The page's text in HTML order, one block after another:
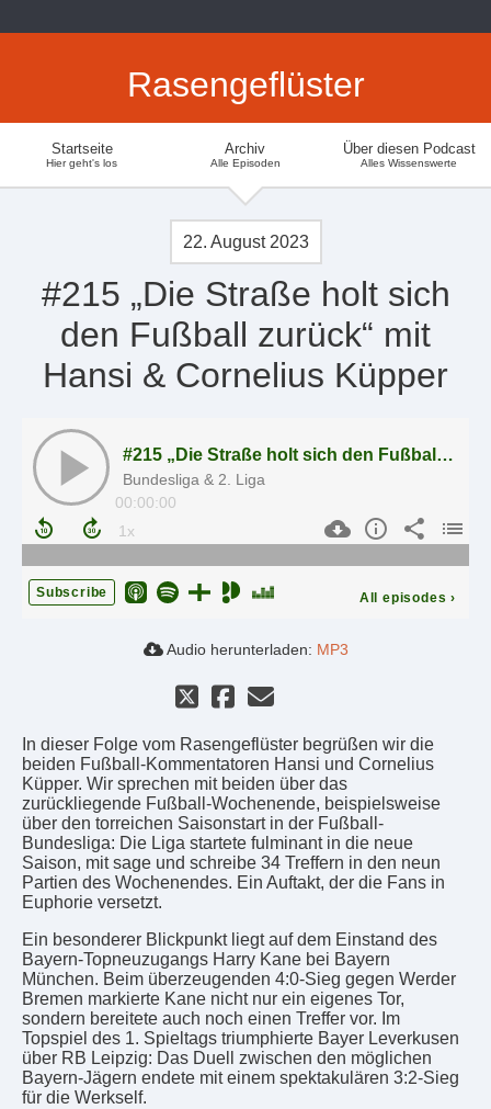
Rasengeflüster
Startseite
Hier geht's los
Archiv
Alle Episoden
Über diesen Podcast
Alles Wissenswerte
22. August 2023
#215 „Die Straße holt sich
den Fußball zurück“ mit
Hansi & Cornelius Küpper
#215 „Die Straße holt sich den Fußball zurück“ mit Hansi & Cornelius Küpper
Bundesliga & 2. Liga
00:00:00
Subscribe All episodes ›
Audio herunterladen: MP3
In dieser Folge vom Rasengeflüster begrüßen wir die
beiden Fußball-Kommentatoren Hansi und Cornelius
Küpper. Wir sprechen mit beiden über das
zurückliegende Fußball-Wochenende, beispielsweise
über den torreichen Saisonstart in der Fußball-
Bundesliga: Die Liga startete fulminant in die neue
Saison, mit sage und schreibe 34 Treffern in den neun
Partien des Wochenendes. Ein Auftakt, der die Fans in
Euphorie versetzt.
Ein besonderer Blickpunkt liegt auf dem Einstand des
Bayern-Topneuzugangs Harry Kane bei Bayern
München. Beim überzeugenden 4:0-Sieg gegen Werder
Bremen markierte Kane nicht nur ein eigenes Tor,
sondern bereitete auch noch einen Treffer vor. Im
Topspiel des 1. Spieltags triumphierte Bayer Leverkusen
über RB Leipzig: Das Duell zwischen den möglichen
Bayern-Jägern endete mit einem spektakulären 3:2-Sieg
für die Werkself.